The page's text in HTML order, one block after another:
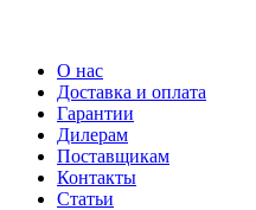
О нас
Доставка и оплата
Гарантии
Дилерам
Поставщикам
Контакты
Статьи